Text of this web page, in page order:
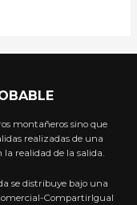
montañeros sino que
realizadas de una
la realidad de la salida.
se distribuye bajo una
CompartirIgual